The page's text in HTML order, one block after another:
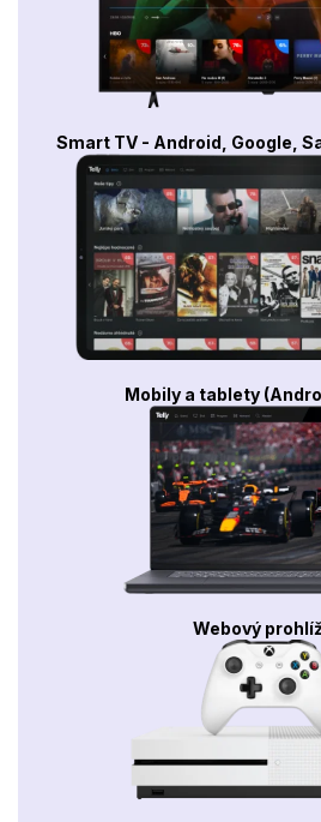
Smart TV - Android, Google,
Mobily a tablety
Webový